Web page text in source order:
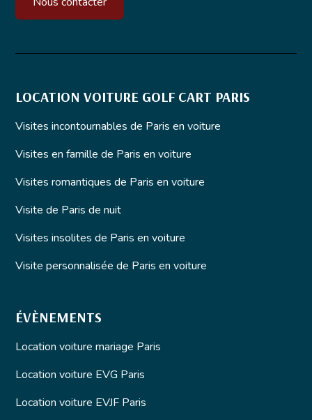
LOCATION VOITURE GOLF CART PARIS
Visites incontournables de Paris en voiture
Visites en famille de Paris en voiture
Visites romantiques de Paris en voiture
Visite de Paris de nuit
Visites insolites de Paris en voiture
Visite personnalisée de Paris en voiture
ÉVÈNEMENTS
Location voiture mariage Paris
Location voiture EVG Paris
Location voiture EVJF Paris